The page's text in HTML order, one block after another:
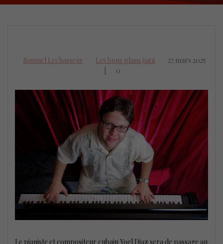
Samuel Lechasseur Les bons plans jazz
27 mars 2025
0
Le pianiste et compositeur cubain Yoel Diaz sera de passage au